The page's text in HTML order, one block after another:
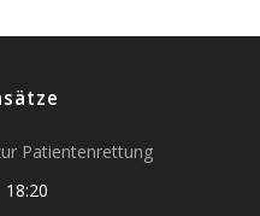
Patientenrettung
18:20